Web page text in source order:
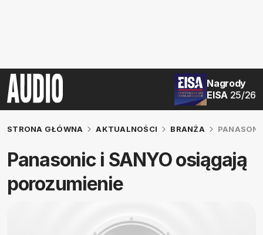
Nagrody
EISA 25/26
STRONA GŁÓWNA AKTUALNOŚCI BRANŻA
Panasonic i SANYO osiągają
porozumienie